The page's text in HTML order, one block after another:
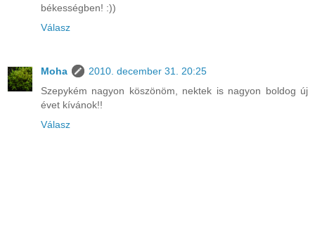
békességben! :))
Válasz
Moha
2010. december 31. 20:25
Szepykém nagyon köszönöm, nektek is nagyon boldog új
évet kívánok!!
Válasz